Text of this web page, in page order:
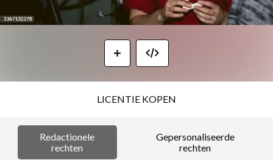
LICENTIE KOPEN
Redactionele
rechten
Gepersonaliseerde
rechten